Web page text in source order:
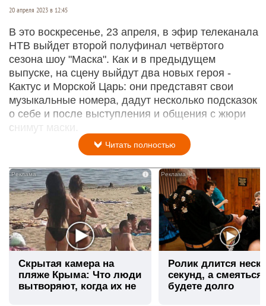
20 апреля 2023 в 12:45
В это воскресенье, 23 апреля, в эфир телеканала
НТВ выйдет второй полуфинал четвёртого
сезона шоу "Маска". Как и в предыдущем
выпуске, на сцену выйдут два новых героя -
Кактус и Морской Царь: они представят свои
музыкальные номера, дадут несколько подсказок
о себе и после выступления и общения с жюри
снимут маски.
Читать полностью
i
Скрытая камера на
пляже Крыма: Что люди
вытворяют, когда их не
Ролик длится
секунд, а
будете долго